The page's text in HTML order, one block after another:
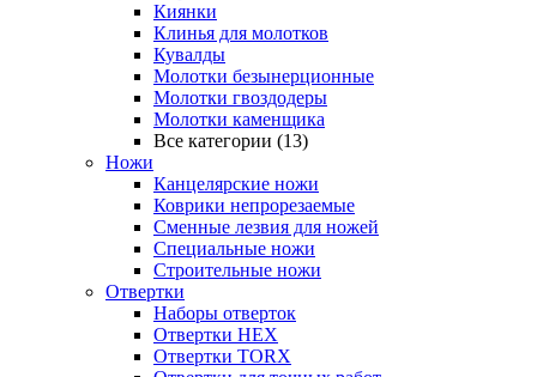
Киянки
Клинья для молотков
Кувалды
Молотки безынерционные
Молотки гвоздодеры
Молотки каменщика
Все категории (13)
Ножи
Канцелярские ножи
Коврики непрорезаемые
Сменные лезвия для ножей
Специальные ножи
Строительные ножи
Отвертки
Наборы отверток
Отвертки HEX
Отвертки TORX